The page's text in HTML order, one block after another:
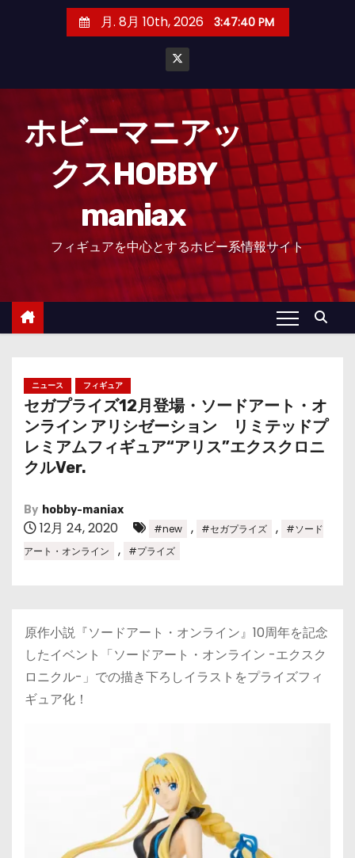
月. 8月 10th, 2026 3:47:41 PM
ホビーマニアッ
クスHOBBY
maniax
フィギュアを中心とするホビー系情報サイト
ニュース フィギュア
セガプライズ12月登場・ソードアート・オ
ンライン アリシゼーション リミテッドプ
レミアムフィギュア“アリス”エクスクロニ
クルVer.
By hobby-maniax
12月 24, 2020 #new , #セガプライズ ,
#ソード
アート・オンライン
, #プライズ
原作小説『ソードアート・オンライン』10周年を記念
したイベント「ソードアート・オンライン -エクスク
ロニクル-」での描き下ろしイラストをプライズフィ
ギュア化！